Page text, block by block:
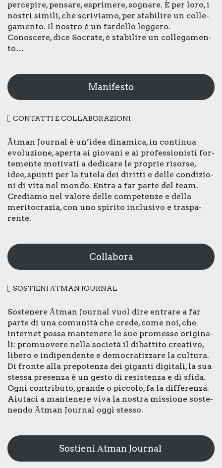
per­ce­pi­re, pen­sa­re, espri­me­re, sogna­re. È per loro, i
nostri simi­li, che scri­via­mo, per sta­bi­li­re un col­le­
ga­men­to. Il nostro è un far­del­lo leg­ge­ro.
Cono­sce­re, dice Socra­te, è sta­bi­li­re un col­le­ga­men­
to…
Manifesto
CON­TAT­TI E COL­LA­BO­RA­ZIO­NI
Ātman Jour­nal è un’idea dina­mi­ca, in con­ti­nua
evo­lu­zio­ne, aper­ta ai gio­va­ni e ai pro­fes­sio­ni­sti for­
te­men­te moti­va­ti a dedi­ca­re le pro­prie risor­se,
idee, spun­ti per la tute­la dei dirit­ti e del­le con­di­zio­
ni di vita nel mon­do. Entra a far par­te del team.
Cre­dia­mo nel valo­re del­le com­pe­ten­ze e del­la
meri­to­cra­zia, con uno spi­ri­to inclu­si­vo e tra­spa­
ren­te.
Collabora
SOSTIE­NI ĀTMAN JOUR­NAL
Soste­ne­re Ātman Jour­nal vuol dire entra­re a far
par­te di una comu­ni­tà che cre­de, come noi, che
inter­net pos­sa man­te­ne­re le sue pro­mes­se ori­gi­na­
li: pro­muo­ve­re nel­la socie­tà il dibat­ti­to crea­ti­vo,
libe­ro e indi­pen­den­te e demo­cra­tiz­za­re la cul­tu­ra.
Di fron­te alla pre­po­ten­za dei gigan­ti digi­ta­li, la sua
stes­sa pre­sen­za è un gesto di resi­sten­za e di sfi­da.
Ogni con­tri­bu­to, gran­de o pic­co­lo, fa la dif­fe­ren­za.
Aiu­ta­ci a man­te­ne­re viva la nostra mis­sio­ne soste­
nen­do Ātman Jour­nal oggi stes­so.
Sostieni Ātman Journal